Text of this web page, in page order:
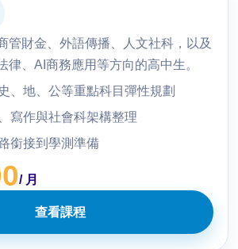
管財金、外語傳播、人文社科，以及
律、AI商務應用等方向的高中生。
、地、公等重點科目彈性規劃
寫作與社會科架構整理
銜接到學測準備
/ 月
查看課程